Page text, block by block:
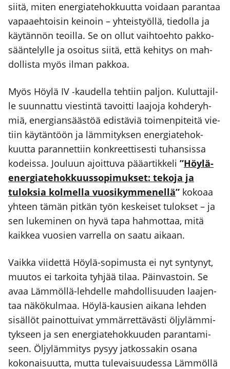
sii­tä, miten ener­gia­te­hok­kuut­ta voi­daan paran­taa
vapaa­eh­toi­sin kei­noin – yhteis­työl­lä, tie­dol­la ja
käy­tän­nön teoil­la. Se on ollut vaih­toeh­to pak­ko­
sään­te­lyl­le ja osoi­tus sii­tä, että kehi­tys on mah­
dol­lis­ta myös ilman pak­koa.
Myös Höy­lä IV ‑kau­del­la teh­tiin pal­jon. Kulut­ta­jil­
le suun­nat­tu vies­tin­tä tavoit­ti laa­jo­ja koh­de­ryh­
miä, ener­gian­sääs­töä edis­tä­viä toi­men­pi­tei­tä vie­
tiin käy­tän­töön ja läm­mi­tyk­sen ener­gia­te­hok­
kuut­ta paran­net­tiin kon­kreet­ti­ses­ti tuhan­sis­sa
kodeis­sa. Jou­luun ajoit­tu­va pää­ar­tik­ke­li ”Höy­lä-
ener­gia­te­hok­kuus­so­pi­muk­set: teko­ja ja
tulok­sia kol­mel­la vuo­si­kym­me­nel­lä” koko­aa
yhteen tämän pit­kän työn kes­kei­set tulok­set – ja
sen luke­mi­nen on hyvä tapa hah­mot­taa, mitä
kaik­kea vuo­sien var­rel­la on saa­tu aikaan.
Vaik­ka vii­det­tä Höy­lä-sopi­mus­ta ei nyt syn­ty­nyt,
muu­tos ei tar­koi­ta tyh­jää tilaa. Päin­vas­toin. Se
avaa Läm­möl­lä-leh­del­le mah­dol­li­suu­den laa­jen­
taa näkö­kul­maa. Höy­lä-kausien aika­na leh­den
sisäl­löt pai­not­tui­vat ymmär­ret­tä­väs­ti öljy­läm­mi­
tyk­seen ja sen ener­gia­te­hok­kuu­den paran­ta­mi­
seen. Öljy­läm­mi­tys pysyy jat­kos­sa­kin osa­na
koko­nai­suut­ta, mut­ta tule­vai­suu­des­sa Läm­möl­lä